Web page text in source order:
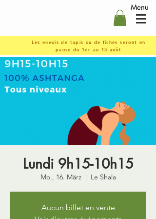
Menu
Les envois de tapis ou de fiches seront en
pause du 1er au 15 août
Lundi 9h15-10h15
Mo., 16. März
  |
Le Shala
Aucun billet en vente